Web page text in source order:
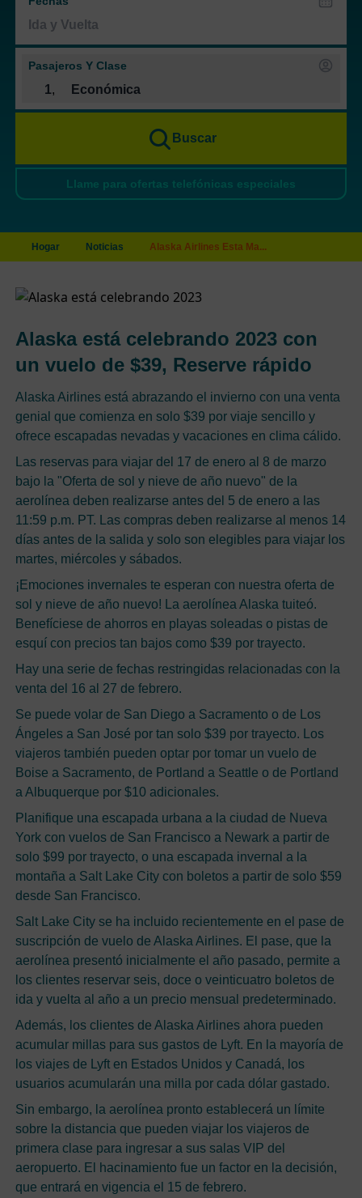
Pasajeros Y Clase
1, Económica
Buscar
Llame para ofertas telefónicas especiales
Hogar Noticias Alaska Airlines Esta Ma...
Alaska está celebrando 2023 con
un vuelo de $39, Reserve rápido
Alaska Airlines está abrazando el invierno con una venta
genial que comienza en solo $39 por viaje sencillo y
ofrece escapadas nevadas y vacaciones en clima cálido.
Las reservas para viajar del 17 de enero al 8 de marzo
bajo la "Oferta de sol y nieve de año nuevo" de la
aerolínea deben realizarse antes del 5 de enero a las
11:59 p.m. PT. Las compras deben realizarse al menos 14
días antes de la salida y solo son elegibles para viajar los
martes, miércoles y sábados.
¡Emociones invernales te esperan con nuestra oferta de
sol y nieve de año nuevo! La aerolínea Alaska tuiteó.
Benefíciese de ahorros en playas soleadas o pistas de
esquí con precios tan bajos como $39 por trayecto.
Hay una serie de fechas restringidas relacionadas con la
venta del 16 al 27 de febrero.
Se puede volar de San Diego a Sacramento o de Los
Ángeles a San José por tan solo $39 por trayecto. Los
viajeros también pueden optar por tomar un vuelo de
Boise a Sacramento, de Portland a Seattle o de Portland
a Albuquerque por $10 adicionales.
Planifique una escapada urbana a la ciudad de Nueva
York con vuelos de San Francisco a Newark a partir de
solo $99 por trayecto, o una escapada invernal a la
montaña a Salt Lake City con boletos a partir de solo $59
desde San Francisco.
Salt Lake City se ha incluido recientemente en el pase de
suscripción de vuelo de Alaska Airlines. El pase, que la
aerolínea presentó inicialmente el año pasado, permite a
los clientes reservar seis, doce o veinticuatro boletos de
ida y vuelta al año a un precio mensual predeterminado.
Además, los clientes de Alaska Airlines ahora pueden
acumular millas para sus gastos de Lyft. En la mayoría de
los viajes de Lyft en Estados Unidos y Canadá, los
usuarios acumularán una milla por cada dólar gastado.
Sin embargo, la aerolínea pronto establecerá un límite
sobre la distancia que pueden viajar los viajeros de
primera clase para ingresar a sus salas VIP del
aeropuerto. El hacinamiento fue un factor en la decisión,
que entrará en vigencia el 15 de febrero.